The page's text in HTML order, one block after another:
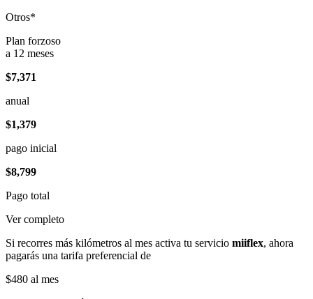
Otros*
Plan forzoso
a 12 meses
$7,371
anual
$1,379
pago inicial
$8,799
Pago total
Ver completo
Si recorres más kilómetros al mes activa tu servicio miiflex, ahora
pagarás una tarifa preferencial de
$480 al mes